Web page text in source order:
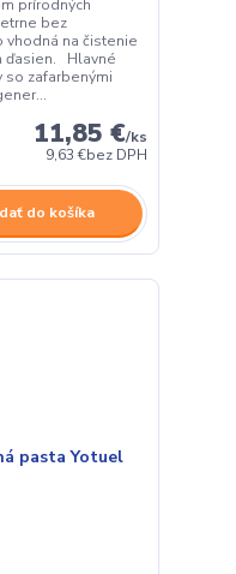
prírodných
bez
vhodná na čistenie
ďasien. Hlavné
so zafarbenými
11,85 €/ks
9,63 €bez DPH
do košíka